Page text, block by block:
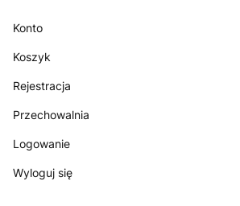
Konto
Koszyk
Rejestracja
Przechowalnia
Logowanie
Wyloguj się